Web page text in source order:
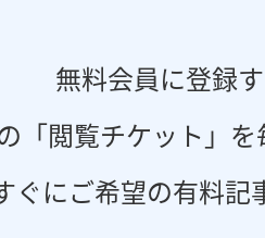
無料会員に登録
「閲覧チケット」
ぐにご希望の有料記